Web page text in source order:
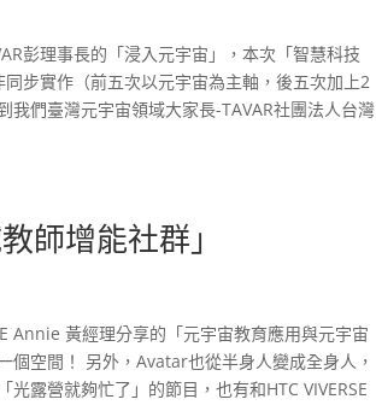
彭理事長的「浸入元宇宙」，本次「智慧科技
步實作（前五次以元宇宙為主軸，後五次加上2
們臺灣元宇宙領域大家長-TAVAR社團法人台灣
師增能社群」
Annie 黃經理分享的「元宇宙教育應用與元宇宙
個空間！ 另外，Avatar也從半身人變成全身人，
露營就夠忙了」的節目，也有和HTC VIVERSE